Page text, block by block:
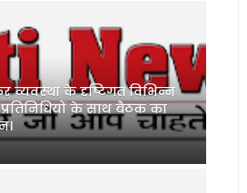
व्यवस्था के दृष्टिगत विभिन्न
प्रतिनिधियों के साथ बैठक का